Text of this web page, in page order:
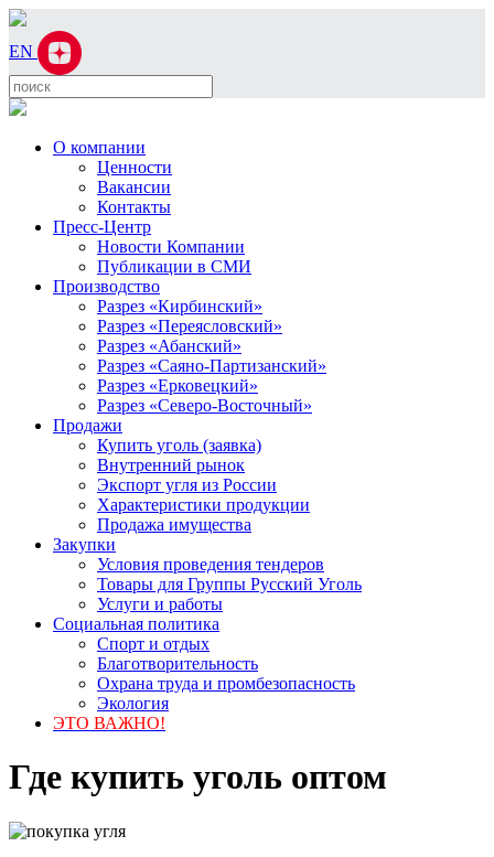
EN
О компании
Ценности
Вакансии
Контакты
Пресс-Центр
Новости Компании
Публикации в СМИ
Производство
Разрез «Кирбинский»
Разрез «Переясловский»
Разрез «Абанский»
Разрез «Саяно-Партизанский»
Разрез «Ерковецкий»
Разрез «Северо-Восточный»
Продажи
Купить уголь (заявка)
Внутренний рынок
Экспорт угля из России
Характеристики продукции
Продажа имущества
Закупки
Условия проведения тендеров
Товары для Группы Русский Уголь
Услуги и работы
Социальная политика
Спорт и отдых
Благотворительность
Охрана труда и промбезопасность
Экология
ЭТО ВАЖНО!
Где купить уголь оптом